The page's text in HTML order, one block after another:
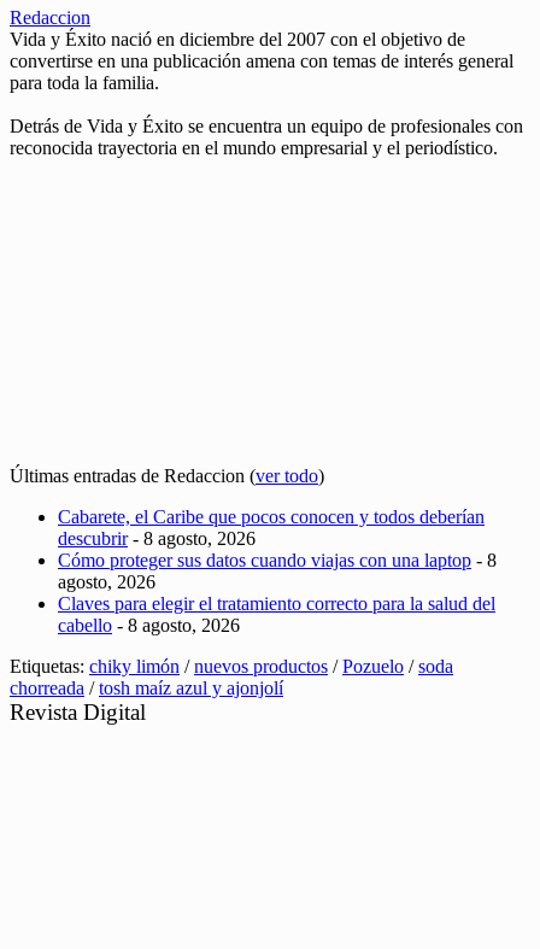
Redaccion
Vida y Éxito nació en diciembre del 2007 con el objetivo de
convertirse en una publicación amena con temas de interés general
para toda la familia.
Detrás de Vida y Éxito se encuentra un equipo de profesionales con
reconocida trayectoria en el mundo empresarial y el periodístico.
Últimas entradas de Redaccion (ver todo)
Cabarete, el Caribe que pocos conocen y todos deberían
descubrir- 8 agosto, 2026
Cómo proteger sus datos cuando viajas con una laptop - 8
agosto, 2026
Claves para elegir el tratamiento correcto para la salud del
cabello - 8 agosto, 2026
Etiquetas: chiky limón /nuevos productos /Pozuelo /soda
chorreada /tosh maíz azul y ajonjolí
Revista Digital